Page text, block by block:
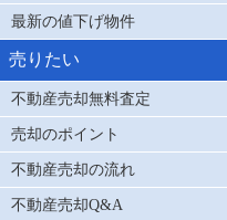
最新の値下げ物件
売りたい
不動産売却無料査定
売却のポイント
不動産売却の流れ
不動産売却Q&A